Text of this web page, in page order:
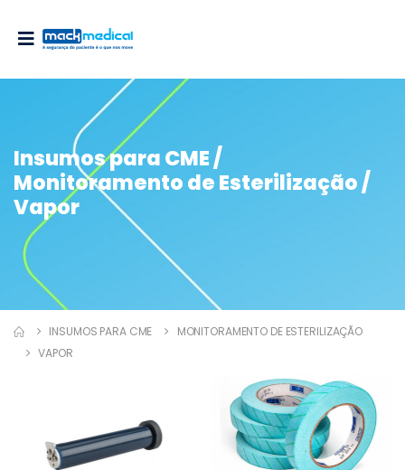
Insumos para CME /
Monitoramento de Esterilização /
Vapor
INSUMOS PARA CME
MONITORAMENTO DE ESTERILIZAÇÃO
VAPOR